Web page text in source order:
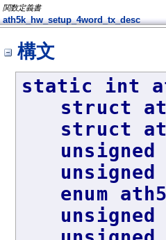
関数定義書
ath5k_hw_setup_4word_tx_desc
構文
static int
struct
struct
unsigned
enum